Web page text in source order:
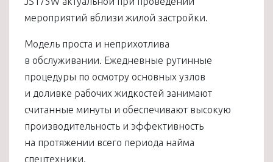
мероприятий вблизи жилой застройки.
Модель проста и неприхотлива
в обслуживании. Ежедневные рутинные
процедуры по осмотру основных узлов
и доливке рабочих жидкостей занимают
считанные минуты и обеспечивают высокую
производительность и эффективность
на протяжении всего периода найма
спецтехники.